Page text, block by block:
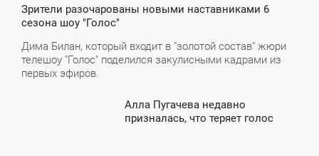
Зрители разочарованы новыми наставниками 6
сезона шоу "Голос"
Дима Билан, который входит в "золотой состав" жюри
телешоу "Голос" поделился закулисными кадрами из
первых эфиров.
Алла Пугачева недавно
призналась, что теряет голос